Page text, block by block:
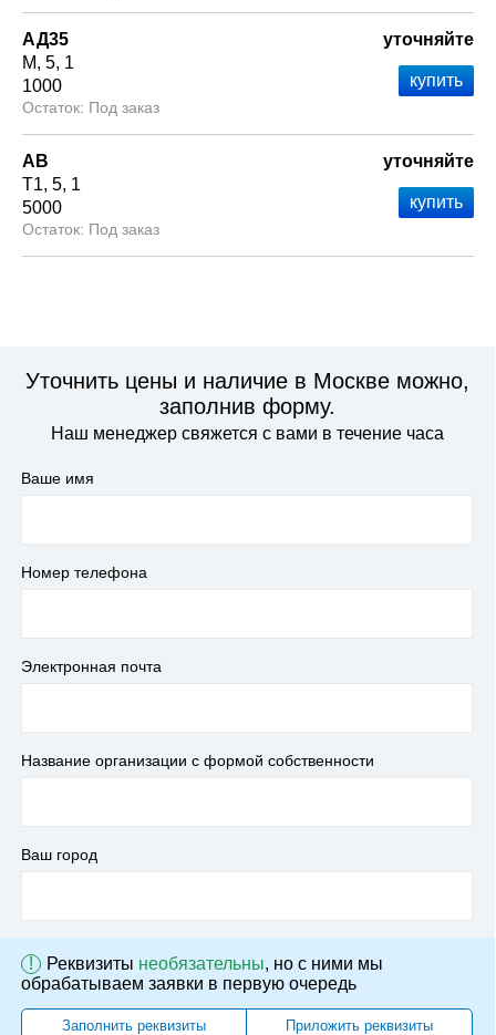
АД35
М 5 1
1000
Под заказ
уточняйте
АВ
Т1 5 1
5000
Под заказ
уточняйте
Уточнить цены и наличие в Москве можно,
заполнив форму.
Наш менеджер свяжется с вами в течение часа
Ваше имя
Номер телефона
Электронная почта
Название организации с формой собственности
Ваш город
! Реквизиты необязательны, но с ними мы
обрабатываем заявки в первую очередь
Заполнить реквизиты Приложить реквизиты